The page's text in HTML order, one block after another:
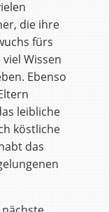
die ihre
fürs
Wissen
Ebenso
leibliche
köstliche
das